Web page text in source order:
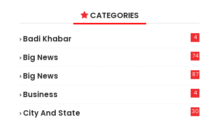
CATEGORIES
Badi Khabar 4
Big News
74
Big News
87
Business 4
City And State 30